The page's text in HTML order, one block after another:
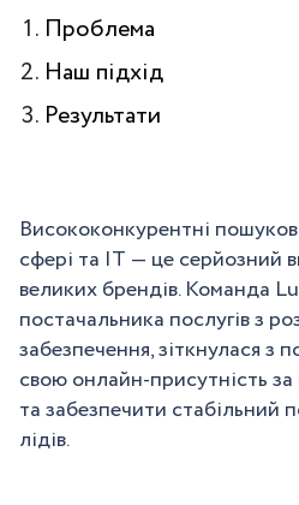
Проблема
Наш підхід
Результати
Висококонкурентні
сфері та IT — це серйозний
великих брендів. Команда
постачальника послугів з
забезпечення, зіткнулася з
свою онлайн-присутність
та забезпечити стабільний
лідів.